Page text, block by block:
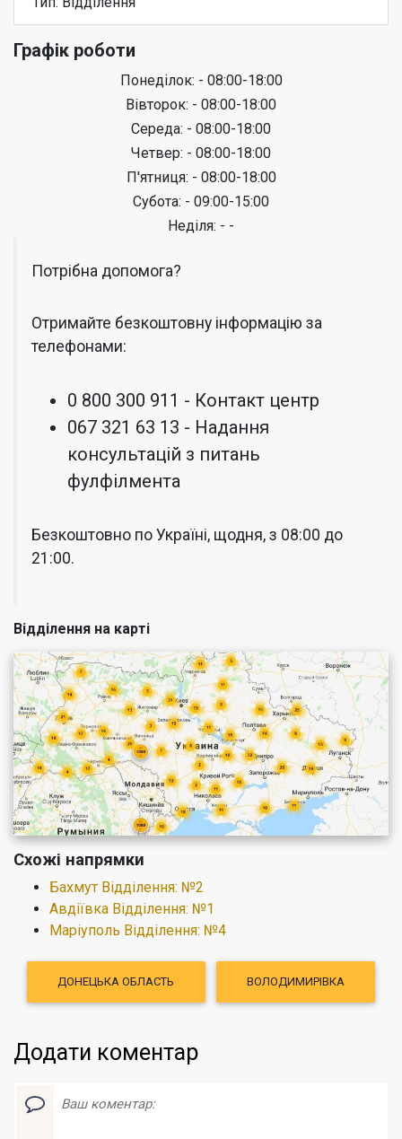
Графік роботи
Понеділок: - 08:00-18:00
Вівторок: - 08:00-18:00
Середа: - 08:00-18:00
Четвер: - 08:00-18:00
П'ятниця: - 08:00-18:00
Субота: - 09:00-15:00
Неділя: - -
Потрібна допомога?
Отримайте безкоштовну інформацію за
телефонами:
0 800 300 911 - Контакт центр
067 321 63 13 - Надання
консультацій з питань
фулфілмента
Безкоштовно по Україні, щодня, з 08:00 до
21:00.
Відділення на карті
Схожі напрямки
Бахмут Відділення: №2
Авдіївка Відділення: №1
Маріуполь Відділення: №4
ДОНЕЦЬКА ОБЛАСТЬ ВОЛОДИМИРІВКА
Додати коментар